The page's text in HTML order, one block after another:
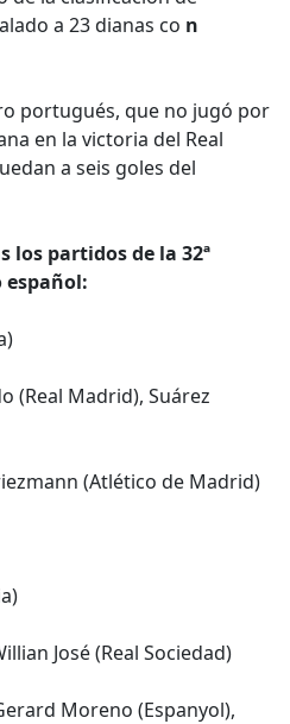
a 23 dianas co n
portugués, que no jugó por
en la victoria del Real
a seis goles del
los partidos de la 32ª
(Real Madrid), Suárez
(Atlético de Madrid)
José (Real Sociedad)
Moreno (Espanyol),